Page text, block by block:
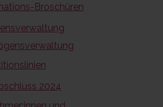
Broschüren
2024